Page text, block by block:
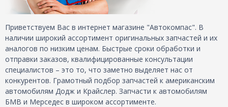
Приветствуем Вас в интернет магазине "Автокомпас". В
наличии широкий ассортимент оригинальных запчастей и их
аналогов по низким ценам. Быстрые сроки обработки и
отправки заказов, квалифицированные консультации
специалистов – это то, что заметно выделяет нас от
конкурентов. Грамотный подбор запчастей к американским
автомобилям Додж и Крайслер. Запчасти к автомобилям
БМВ и Мерседес в широком ассортименте.